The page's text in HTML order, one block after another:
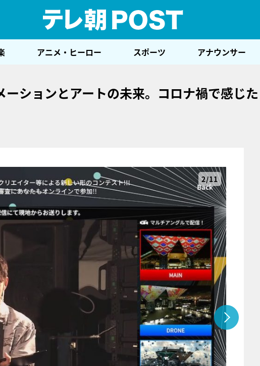
アニメ・ヒーロー スポーツ アナウンサー
ションとアートの未来。コロナ禍で感じた
2/11
『アイ＝ラブ！げーみんぐ』＝LOV
E齋藤樹愛羅＆佐々木舞香SPインタ
ビュー